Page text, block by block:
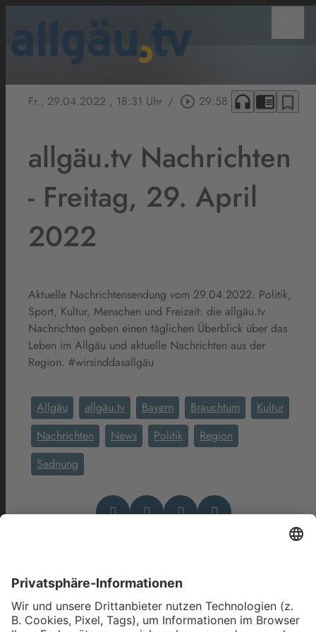
Fr., 29.04.2022 , 18:31 Uhr / play_circle_outline 29:58 headphones chrome_reader_mode bookmark_border
allgäu.tv Nachrichten
- Freitag, 29. April
2022
Aktuelle Nachrichtensendung vom 29.04.2022. Politik,
Sport, Kultur, Menschen und Freizeit: die allgäu.tv
Nachrichten geben einen täglichen Überblick über das
Leben im Allgäu und aktuelle Nachrichten aus der
Region. #wirsinddasallgäu
Allgäu allgäu.tv Bayern Brauchtum
Kultur
Nachrichten
News Politik
Region
Sednung
Das könnte Dich auch
interessieren